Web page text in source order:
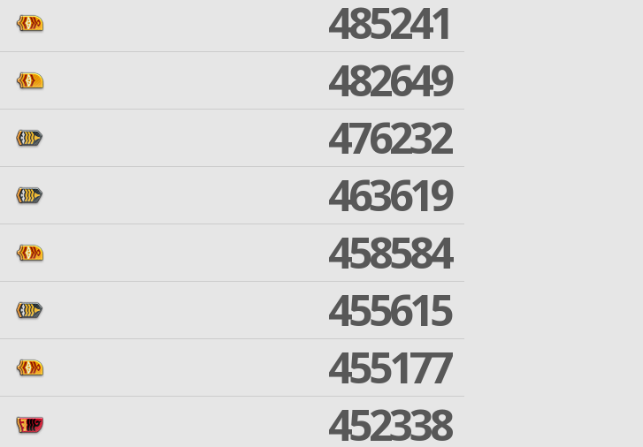
485241
482649
476232
463619
458584
455615
455177
452338